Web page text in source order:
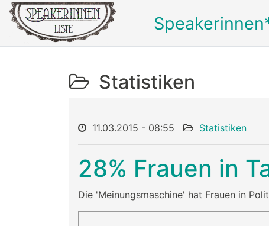
Statistiken
11.03.2015 - 08:55 Statistiken
28% Frauen in
Die 'Meinungsmaschine' hat Frauen in